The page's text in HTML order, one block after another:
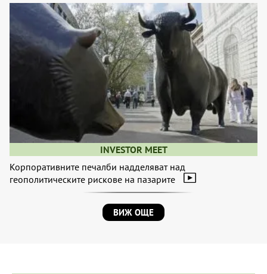
INVESTOR MEET
Корпоративните печалби надделяват над
геополитическите рискове на пазарите
ВИЖ ОЩЕ